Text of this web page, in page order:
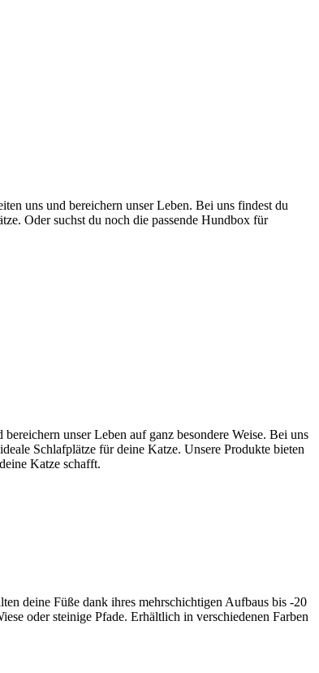
uns und bereichern unser Leben. Bei uns findest du
Oder suchst du noch die passende Hundbox für
unser Leben auf ganz besondere Weise. Bei uns
Schlafplätze für deine Katze. Unsere Produkte bieten
Katze schafft.
deine Füße dank ihres mehrschichtigen Aufbaus bis -20
oder steinige Pfade. Erhältlich in verschiedenen Farben